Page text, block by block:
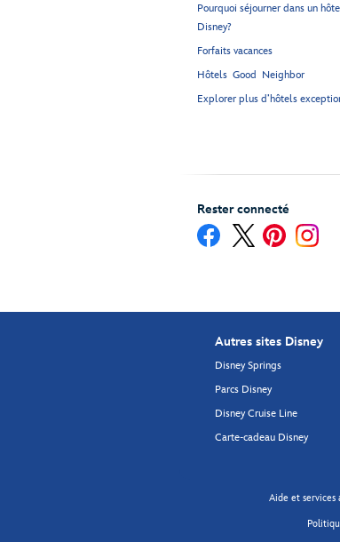
Pourquoi séjourner dans un
Disney?
Forfaits vacances
Hôtels Good Neighbor
Explorer plus d’hôtels
Rester connecté
Autres sites Disney
Disney Springs
Parcs Disney
Disney Cruise Line
Carte-cadeau Disney
Aide et services